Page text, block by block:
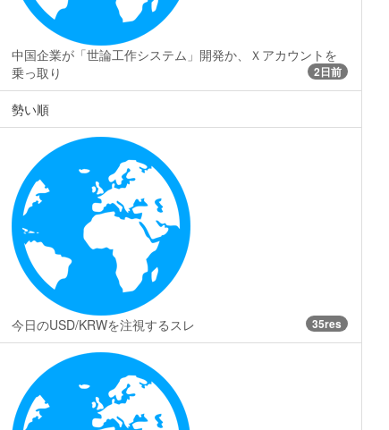
中国企業が「世論工作システム」開発か、Ｘアカウントを
乗っ取り
2日前
勢い順
今日のUSD/KRWを注視するスレ 35res